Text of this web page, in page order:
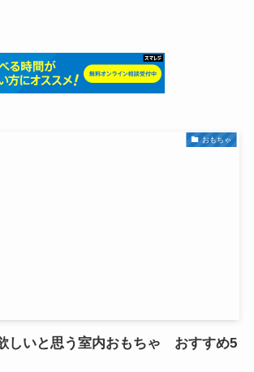
おもちゃ
しいと思う室内おもちゃ おすすめ5